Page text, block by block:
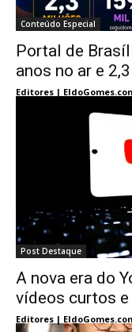
Conteúdo Especial
Portal de
anos no ar e
Editores |
Post Destaque
A nova era do
vídeos curtos
Editores |